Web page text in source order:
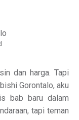
dan harga. Tapi
Gorontalo, aku
bab baru dalam
tapi teman